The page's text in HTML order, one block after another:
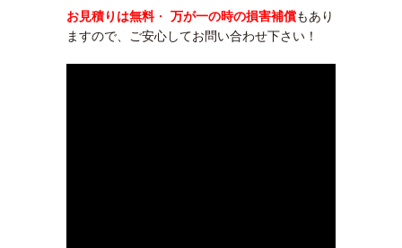
お見積りは無料・ 万が一の時の損害補償もあり
ますので、ご安心してお問い合わせ下さい！